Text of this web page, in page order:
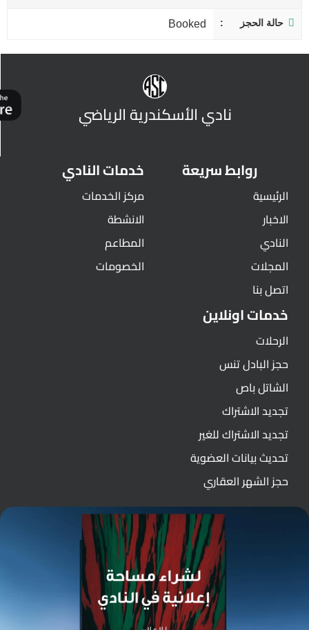
حالة الحجز Booked
نادي الأسكندرية الرياضي
روابط سريعة
الرئيسية
الاخبار
النادي
المجلات
اتصل بنا
خدمات النادي
مركز الخدمات
الانشطة
المطاعم
الخصومات
خدمات اونلاين
الرحلات
حجز البادل تنس
الشاتل باص
تجديد الاشتراك
تجديد الاشتراك للغير
تحديث بيانات العضوية
حجز الشهر العقاري